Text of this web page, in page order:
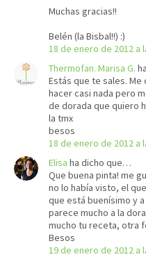
Muchas gracias!!
Belén (la Bisbal!!) :)
18 de enero de 2012 a
Thermofan. Marisa G.
Estás que te sales.
hacer casi nada pero
de dorada que quiero
la tmx
besos
18 de enero de 2012 a
Elisa ha dicho que…
Que buena pinta! me
no lo había visto, el
que está buenísimo y
parece mucho a la
mucho tu receta, otra
Besos
19 de enero de 2012 a